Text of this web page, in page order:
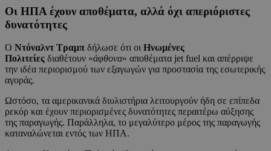
Οι ΗΠΑ έχουν αποθέματα, αλλά όχι απεριόριστες
δυνατότητες
Ο Ντόναλντ Τραμπ δήλωσε ότι οι Ηνωμένες
Πολιτείες διαθέτουν «άφθονα» αποθέματα jet fuel και απέρριψε
την ιδέα περιορισμού των εξαγωγών για προστασία της εσωτερικής
αγοράς.
Ωστόσο, τα αμερικανικά διυλιστήρια λειτουργούν ήδη σε επίπεδα
ρεκόρ και έχουν περιορισμένες δυνατότητες περαιτέρω αύξησης
της παραγωγής. Παράλληλα, το μεγαλύτερο μέρος της παραγωγής
καταναλώνεται εντός των ΗΠΑ.